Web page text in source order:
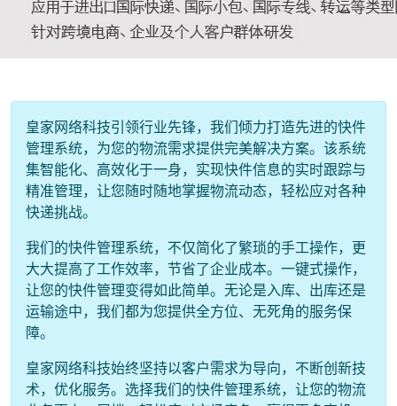
皇家网络科技引领行业先锋，我们倾力打造先进的快件
管理系统，为您的物流需求提供完美解决方案。该系统
集智能化、高效化于一身，实现快件信息的实时跟踪与
精准管理，让您随时随地掌握物流动态，轻松应对各种
快递挑战。
我们的快件管理系统，不仅简化了繁琐的手工操作，更
大大提高了工作效率，节省了企业成本。一键式操作，
让您的快件管理变得如此简单。无论是入库、出库还是
运输途中，我们都为您提供全方位、无死角的服务保
障。
皇家网络科技始终坚持以客户需求为导向，不断创新技
术，优化服务。选择我们的快件管理系统，让您的物流